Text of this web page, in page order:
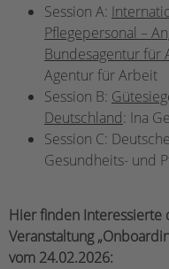
Session A:
Pflegepersonal –
Bundesagentur für
Agentur für Arbeit
Session B:
Deutschland: Ina
Session C:
Gesundheits- und
Hier finden Interessierte
Veranstaltung
vom 24.02.2026: